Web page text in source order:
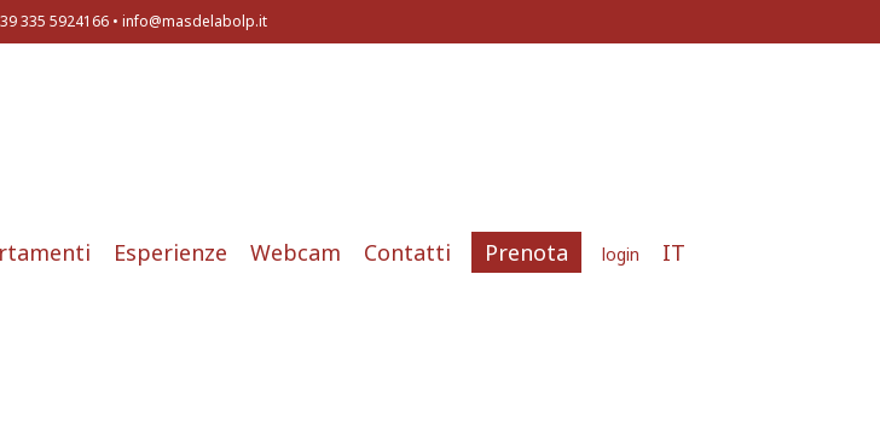
335 5924166 • info@masdelabolp.it
Esperienze Webcam Contatti Prenota login IT